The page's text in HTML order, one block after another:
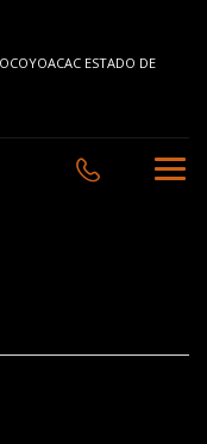
ESTADO DE